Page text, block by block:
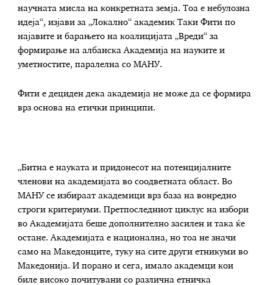
научната мисла на конкретната земја. Тоа е небулозна
идеја“, изјави за „Локално“ академик Таки Фити по
најавите и барањето на коалицијата „Вреди“ за
формирање на албанска Академија на науките и
уметностите, паралелна со МАНУ.
Фити е дециден дека академија не може да се формира
врз основа на етички принципи.
„Битна е науката и придонесот на потенцијалните
членови на академијата во соодветната област. Во
МАНУ се избираат академици врз база на вонредно
строги критериуми. Претпоследниот циклус на избори
во Академијата беше дополнително засилен и така ќе
остане. Академијата е национална, но тоа не значи
само на Македонците, туку на сите други етникуми во
Македонија. И порано и сега, имало академци кои
биле високо почитувани со различна етничка